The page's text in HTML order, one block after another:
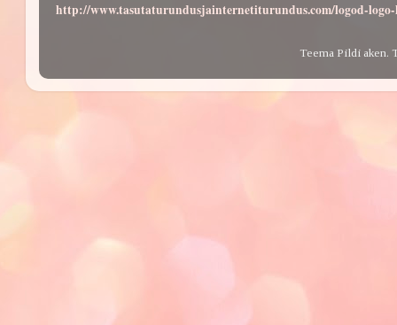
http://www.tasutaturundusjainternetiturundus.com/logod-
Teema Pildi aken.